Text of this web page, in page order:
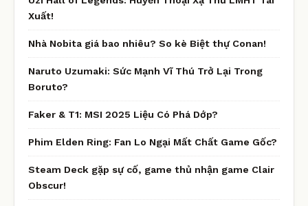
Xuất!
Nhà Nobita giá bao nhiêu? So kè Biệt thự Conan!
Naruto Uzumaki: Sức Mạnh Vĩ Thú Trở Lại Trong
Boruto?
Faker & T1: MSI 2025 Liệu Có Phá Dớp?
Phim Elden Ring: Fan Lo Ngại Mất Chất Game Gốc?
Steam Deck gặp sự cố, game thủ nhận game Clair
Obscur!